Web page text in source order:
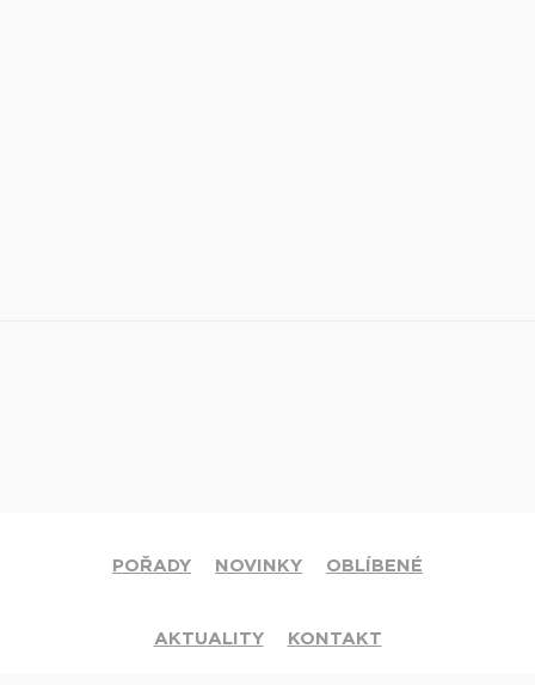
POŘADY NOVINKY OBLÍBENÉ
AKTUALITY KONTAKT